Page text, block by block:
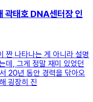
곽태호 DNA센터장 인
짠 나타나는 게 아니라 설명
데, 그게 정말 재미 있었던
20년 동안 경력을 닦아오
굉장히 진